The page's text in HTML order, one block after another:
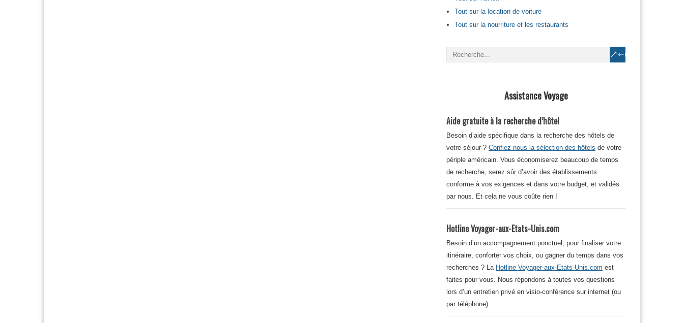
Tout sur la location de voiture
Tout sur la nourriture et les restaurants
Assistance Voyage
Aide gratuite à la recherche d’hôtel
Besoin d’aide spécifique dans la recherche des hôtels de
votre séjour ? Confiez-nous la sélection des hôtels de votre
périple américain. Vous économiserez beaucoup de temps
de recherche, serez sûr d’avoir des établissements
conforme à vos exigences et dans votre budget, et validés
par nous. Et cela ne vous coûte rien !
Hotline Voyager-aux-Etats-Unis.com
Besoin d’un accompagnement ponctuel, pour finaliser votre
itinéraire, conforter vos choix, ou gagner du temps dans vos
recherches ? La Hotline Voyager-aux-Etats-Unis.com est
faites pour vous. Nous répondons à toutes vos questions
lors d’un entretien privé en visio-conférence sur internet (ou
par téléphone).